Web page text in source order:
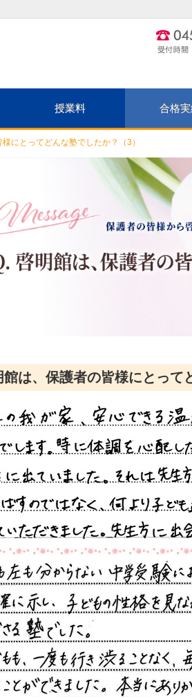
授業料 合格
にとってどんな塾でしたか？（3）
館は、保護者の皆様にとって